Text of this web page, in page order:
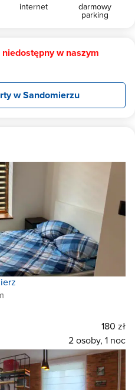
internet darmowy
parking
w naszym
w Sandomierzu
180 zł
2 osoby, 1 noc